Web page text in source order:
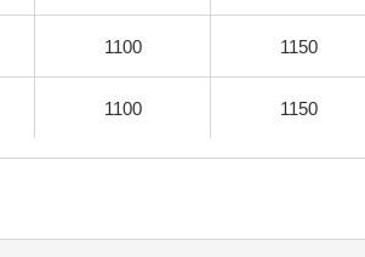
1100 1150
1100 1150